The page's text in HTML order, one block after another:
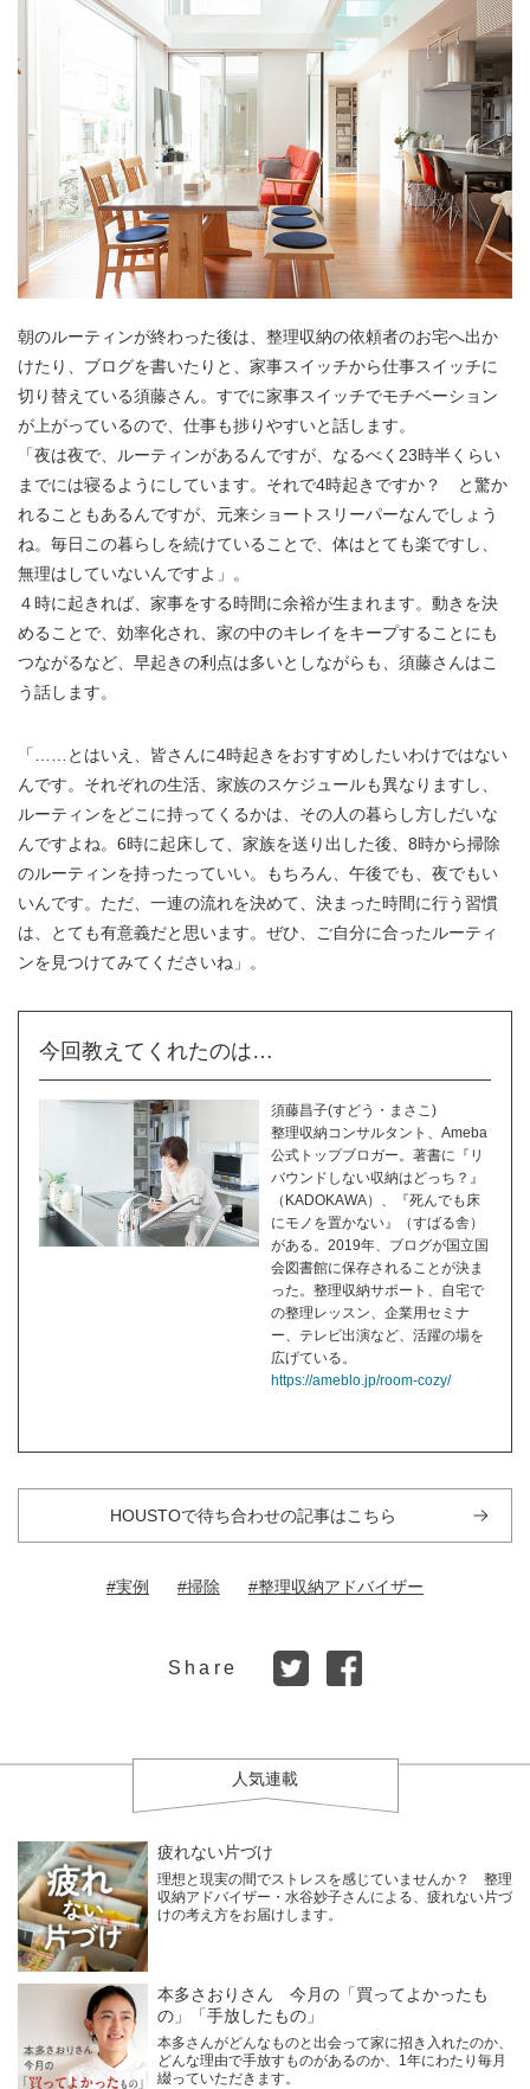
朝のルーティンが終わった後は、整理収納の依頼者のお宅へ出か
けたり、ブログを書いたりと、家事スイッチから仕事スイッチに
切り替えている須藤さん。すでに家事スイッチでモチベーション
が上がっているので、仕事も捗りやすいと話します。
「夜は夜で、ルーティンがあるんですが、なるべく23時半くらい
までには寝るようにしています。それで4時起きですか？ と驚か
れることもあるんですが、元来ショートスリーパーなんでしょう
ね。毎日この暮らしを続けていることで、体はとても楽ですし、
無理はしていないんですよ」。
４時に起きれば、家事をする時間に余裕が生まれます。動きを決
めることで、効率化され、家の中のキレイをキープすることにも
つながるなど、早起きの利点は多いとしながらも、須藤さんはこ
う話します。
「……とはいえ、皆さんに4時起きをおすすめしたいわけではない
んです。それぞれの生活、家族のスケジュールも異なりますし、
ルーティンをどこに持ってくるかは、その人の暮らし方しだいな
んですよね。6時に起床して、家族を送り出した後、8時から掃除
のルーティンを持ったっていい。もちろん、午後でも、夜でもい
いんです。ただ、一連の流れを決めて、決まった時間に行う習慣
は、とても有意義だと思います。ぜひ、ご自分に合ったルーティ
ンを見つけてみてくださいね」。
今回教えてくれたのは…
須藤昌子(すどう・まさこ)
整理収納コンサルタント、Ameba
公式トップブロガー。著書に『リ
バウンドしない収納はどっち？』
（KADOKAWA）、『死んでも床
にモノを置かない』（すばる舎）
がある。2019年、ブログが国立国
会図書館に保存されることが決ま
った。整理収納サポート、自宅で
の整理レッスン、企業用セミナ
ー、テレビ出演など、活躍の場を
広げている。
https://ameblo.jp/room-cozy/
HOUSTOで待ち合わせの記事はこちら
#実例 #掃除 #整理収納アドバイザー
Share
人気連載
疲れない片づけ
理想と現実の間でストレスを感じていませんか？ 整理
収納アドバイザー・水谷妙子さんによる、疲れない片づ
けの考え方をお届けします。
本多さおりさん 今月の「買ってよかったも
の」「手放したもの」
本多さんがどんなものと出会って家に招き入れたのか、
どんな理由で手放すものがあるのか、1年にわたり毎月
綴っていただきます。